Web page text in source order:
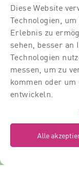
Diese Website
Technologien,
Erlebnis zu
sehen, besser an
Technologien
messen, um zu
kommen oder
entwickeln.
Alle
Über uns
Für Dich
Für Partner
Kontakt
Standort
Raumvermietung